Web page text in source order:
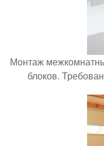
Монтаж
блоков.